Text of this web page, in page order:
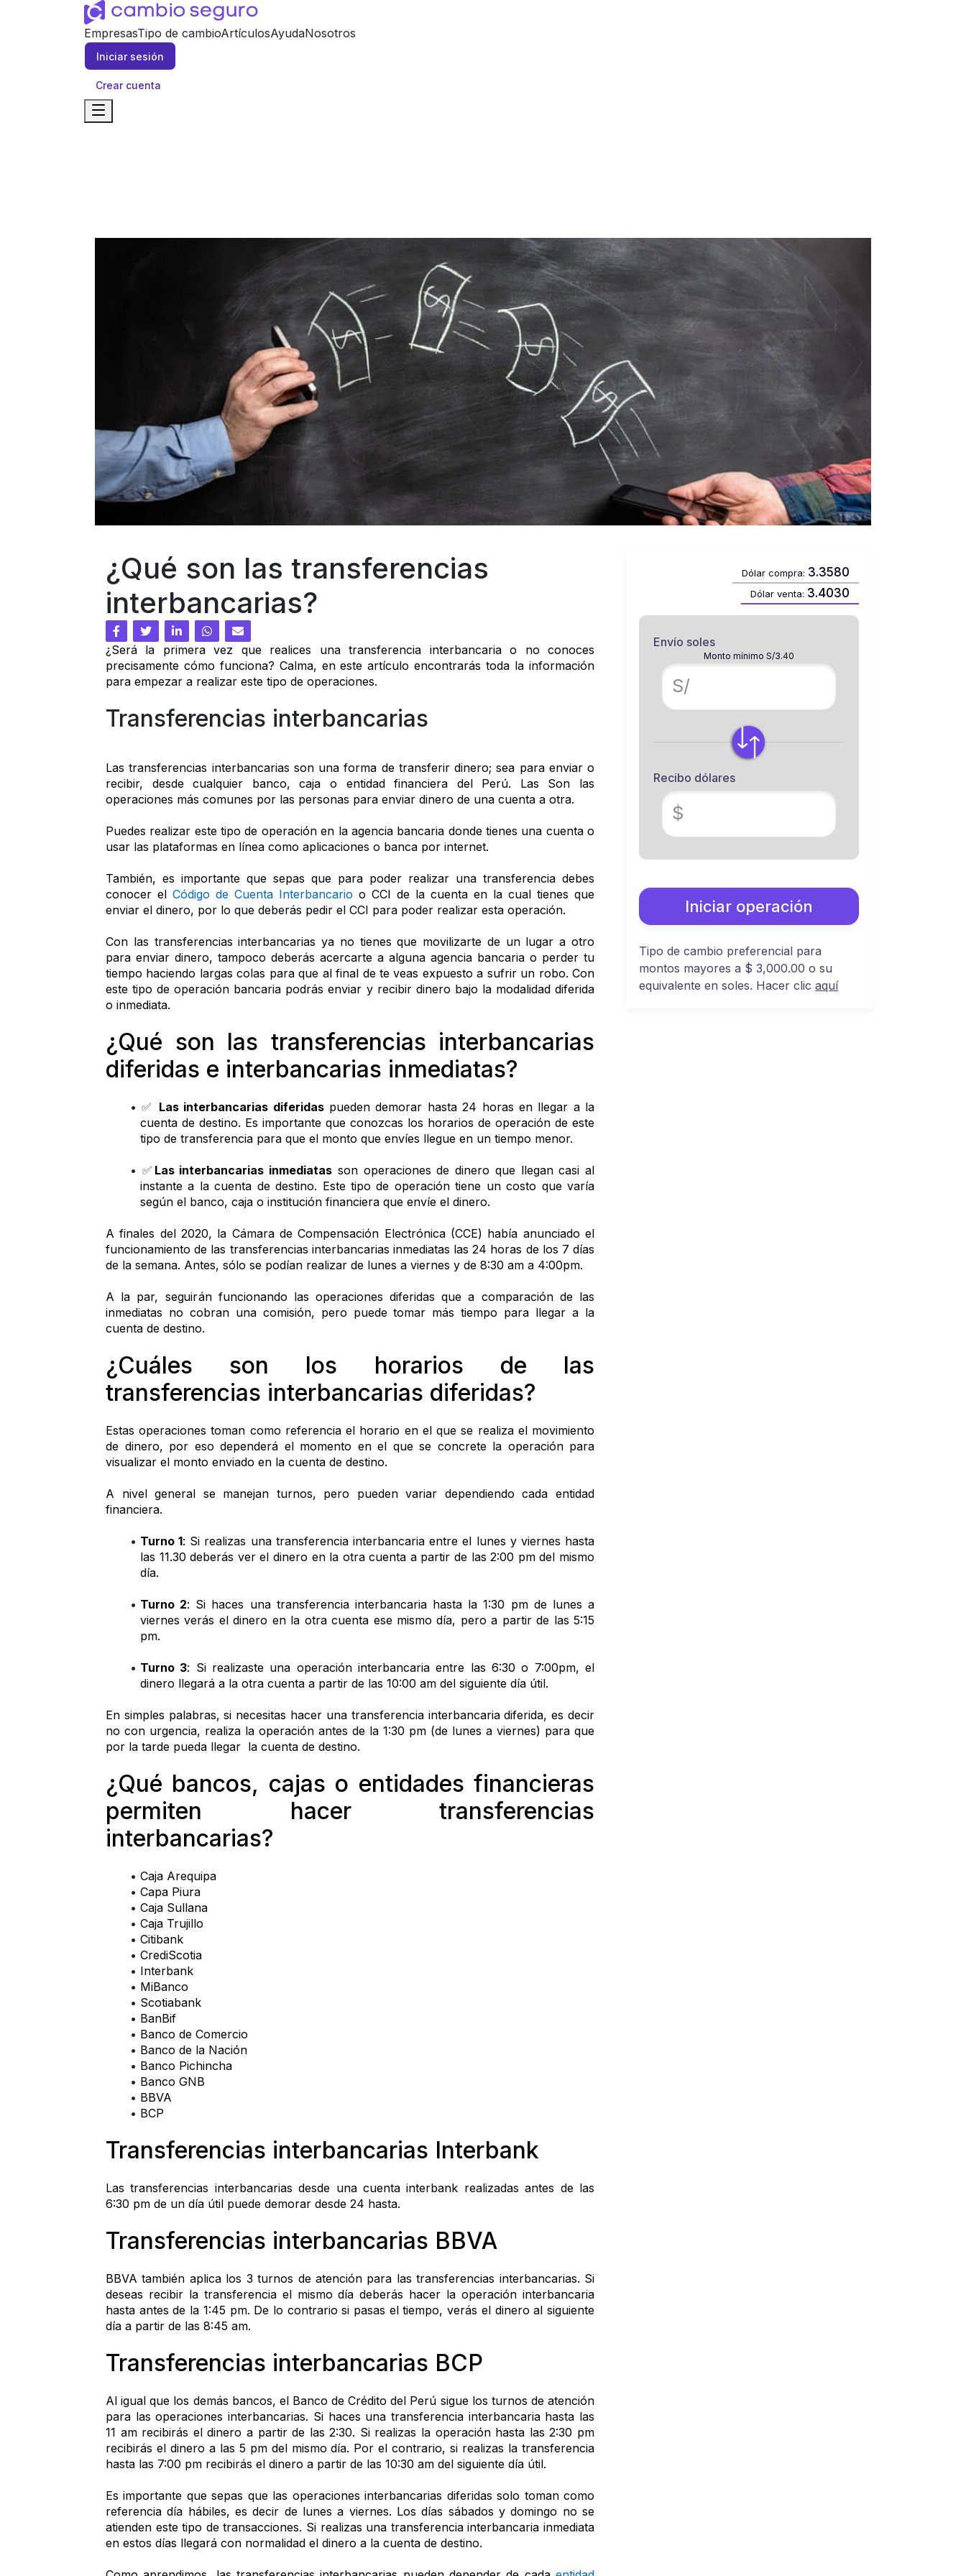
EmpresasTipo de cambioArtículosAyudaNosotros
Iniciar sesión
Crear cuenta
¿Qué son las transferencias
interbancarias?
¿Será la primera vez que realices una transferencia interbancaria o no conoces
precisamente cómo funciona? Calma, en este artículo encontrarás toda la información
para empezar a realizar este tipo de operaciones.
Transferencias interbancarias
Las transferencias interbancarias son una forma de transferir dinero; sea para enviar o
recibir, desde cualquier banco, caja o entidad financiera del Perú. Las Son las
operaciones más comunes por las personas para enviar dinero de una cuenta a otra.
Puedes realizar este tipo de operación en la agencia bancaria donde tienes una cuenta o
usar las plataformas en línea como aplicaciones o banca por internet.
También, es importante que sepas que para poder realizar una transferencia debes
conocer el Código de Cuenta Interbancario o CCI de la cuenta en la cual tienes que
enviar el dinero, por lo que deberás pedir el CCI para poder realizar esta operación.
Con las transferencias interbancarias ya no tienes que movilizarte de un lugar a otro
para enviar dinero, tampoco deberás acercarte a alguna agencia bancaria o perder tu
tiempo haciendo largas colas para que al final de te veas expuesto a sufrir un robo. Con
este tipo de operación bancaria podrás enviar y recibir dinero bajo la modalidad diferida
o inmediata.
¿Qué son las transferencias interbancarias
diferidas e interbancarias inmediatas?
✅ Las interbancarias diferidas pueden demorar hasta 24 horas en llegar a la
cuenta de destino. Es importante que conozcas los horarios de operación de este
tipo de transferencia para que el monto que envíes llegue en un tiempo menor.
✅ Las interbancarias inmediatas son operaciones de dinero que llegan casi al
instante a la cuenta de destino. Este tipo de operación tiene un costo que varía
según el banco, caja o institución financiera que envíe el dinero.
A finales del 2020, la Cámara de Compensación Electrónica (CCE) había anunciado el
funcionamiento de las transferencias interbancarias inmediatas las 24 horas de los 7 días
de la semana. Antes, sólo se podían realizar de lunes a viernes y de 8:30 am a 4:00pm.
A la par, seguirán funcionando las operaciones diferidas que a comparación de las
inmediatas no cobran una comisión, pero puede tomar más tiempo para llegar a la
cuenta de destino.
¿Cuáles son los horarios de las
transferencias interbancarias diferidas?
Estas operaciones toman como referencia el horario en el que se realiza el movimiento
de dinero, por eso dependerá el momento en el que se concrete la operación para
visualizar el monto enviado en la cuenta de destino.
A nivel general se manejan turnos, pero pueden variar dependiendo cada entidad
financiera.
Turno 1: Si realizas una transferencia interbancaria entre el lunes y viernes hasta
las 11.30 deberás ver el dinero en la otra cuenta a partir de las 2:00 pm del mismo
día.
Turno 2: Si haces una transferencia interbancaria hasta la 1:30 pm de lunes a
viernes verás el dinero en la otra cuenta ese mismo día, pero a partir de las 5:15
pm.
Turno 3: Si realizaste una operación interbancaria entre las 6:30 o 7:00pm, el
dinero llegará a la otra cuenta a partir de las 10:00 am del siguiente día útil.
En simples palabras, si necesitas hacer una transferencia interbancaria diferida, es decir
no con urgencia, realiza la operación antes de la 1:30 pm (de lunes a viernes) para que
por la tarde pueda llegar  la cuenta de destino.
¿Qué bancos, cajas o entidades financieras
permiten hacer transferencias
interbancarias?
Caja Arequipa
Capa Piura
Caja Sullana
Caja Trujillo
Citibank
CrediScotia
Interbank
MiBanco
Scotiabank
BanBif
Banco de Comercio
Banco de la Nación
Banco Pichincha
Banco GNB
BBVA
BCP
Transferencias interbancarias Interbank
Las transferencias interbancarias desde una cuenta interbank realizadas antes de las
6:30 pm de un día útil puede demorar desde 24 hasta.
Transferencias interbancarias BBVA
BBVA también aplica los 3 turnos de atención para las transferencias interbancarias. Si
deseas recibir la transferencia el mismo día deberás hacer la operación interbancaria
hasta antes de la 1:45 pm. De lo contrario si pasas el tiempo, verás el dinero al siguiente
día a partir de las 8:45 am.
Transferencias interbancarias BCP
Al igual que los demás bancos, el Banco de Crédito del Perú sigue los turnos de atención
para las operaciones interbancarias. Si haces una transferencia interbancaria hasta las
11 am recibirás el dinero a partir de las 2:30. Si realizas la operación hasta las 2:30 pm
recibirás el dinero a las 5 pm del mismo día. Por el contrario, si realizas la transferencia
hasta las 7:00 pm recibirás el dinero a partir de las 10:30 am del siguiente día útil.
Es importante que sepas que las operaciones interbancarias diferidas solo toman como
referencia día hábiles, es decir de lunes a viernes. Los días sábados y domingo no se
atienden este tipo de transacciones. Si realizas una transferencia interbancaria inmediata
en estos días llegará con normalidad el dinero a la cuenta de destino.
Dólar compra: 3.3580
Dólar venta: 3.4030
Envío soles
Monto mínimo S/3.40
S/
Recibo dólares
$
Iniciar operación
Tipo de cambio preferencial para
montos mayores a $ 3,000.00 o su
equivalente en soles. Hacer clic aquí